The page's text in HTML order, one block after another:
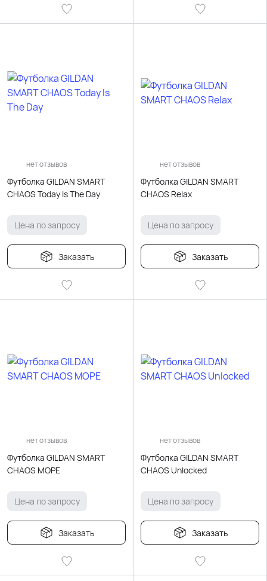
нет отзывов
Футболка GILDAN SMART
CHAOS Today Is The Day
Цена по запросу
Заказать
нет отзывов
Футболка GILDAN SMART
CHAOS Relax
Цена по запросу
Заказать
нет отзывов
Футболка GILDAN SMART
CHAOS МОРЕ
Цена по запросу
Заказать
нет отзывов
Футболка GILDAN SMART
CHAOS Unlocked
Цена по запросу
Заказать